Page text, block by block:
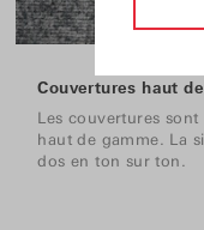
Couvertures haut
Les couvertures
haut de gamme. La
dos en ton sur ton.